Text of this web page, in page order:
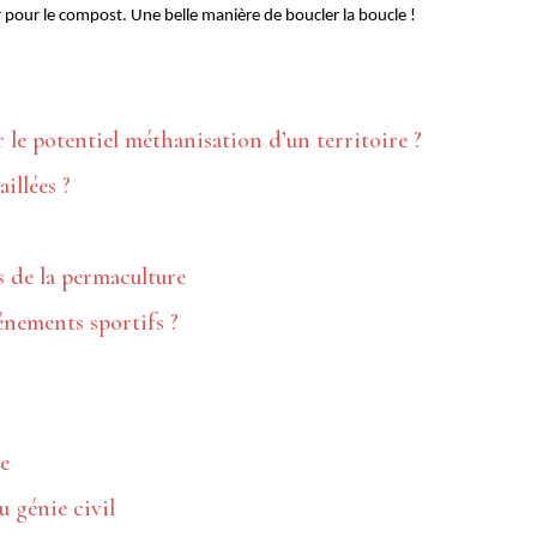
le compost. Une belle manière de boucler la boucle !
le potentiel méthanisation d’un territoire ?
?
la permaculture
sportifs ?
génie civil